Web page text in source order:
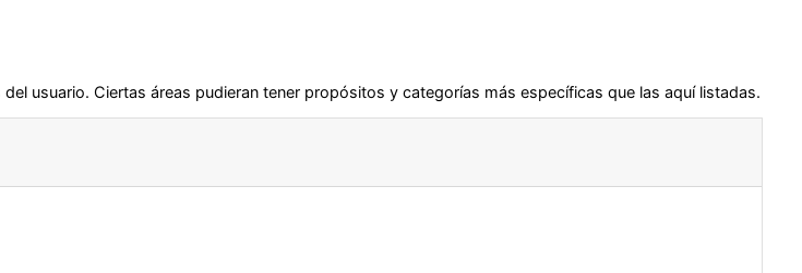
usuario. Ciertas áreas pudieran tener propósitos y categorías más específicas que las aquí listadas.